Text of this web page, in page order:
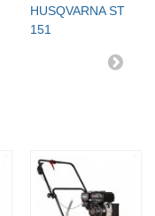
HUSQVARNA ST
151